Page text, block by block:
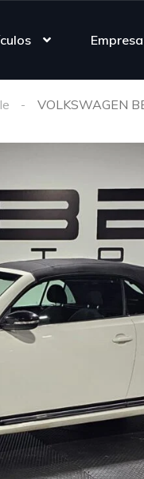
Empresa
VOLKSWAGEN